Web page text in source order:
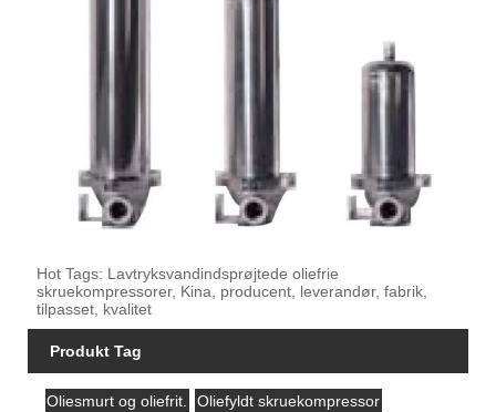
Hot Tags: Lavtryksvandindsprøjtede oliefrie
skruekompressorer, Kina, producent, leverandør, fabrik,
tilpasset, kvalitet
Produkt Tag
Oliesmurt og oliefrit. Oliefyldt skruekompressor